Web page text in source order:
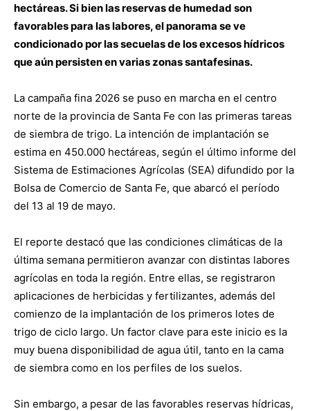
hectáreas. Si bien las reservas de humedad son
favorables para las labores, el panorama se ve
condicionado por las secuelas de los excesos hídricos
que aún persisten en varias zonas santafesinas.
La campaña fina 2026 se puso en marcha en el centro
norte de la provincia de Santa Fe con las primeras tareas
de siembra de trigo. La intención de implantación se
estima en 450.000 hectáreas, según el último informe del
Sistema de Estimaciones Agrícolas (SEA) difundido por la
Bolsa de Comercio de Santa Fe, que abarcó el período
del 13 al 19 de mayo.
El reporte destacó que las condiciones climáticas de la
última semana permitieron avanzar con distintas labores
agrícolas en toda la región. Entre ellas, se registraron
aplicaciones de herbicidas y fertilizantes, además del
comienzo de la implantación de los primeros lotes de
trigo de ciclo largo. Un factor clave para este inicio es la
muy buena disponibilidad de agua útil, tanto en la cama
de siembra como en los perfiles de los suelos.
Sin embargo, a pesar de las favorables reservas hídricas,